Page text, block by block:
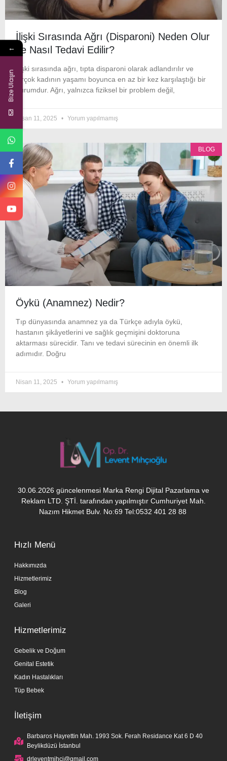
İlişki Sırasında Ağrı (Disparoni) Neden Olur
ve Nasıl Tedavi Edilir?
İlişki sırasında ağrı, tıpta disparoni olarak adlandırılır ve
birçok kadının yaşamı boyunca en az bir kez karşılaştığı bir
durumdur. Ağrı, yalnızca fiziksel bir problem değil,
Nisan 11, 2025 Yorum yapılmamış
BLOG
Öykü (Anamnez) Nedir?
Tıp dünyasında anamnez ya da Türkçe adıyla öykü,
hastanın şikâyetlerini ve sağlık geçmişini doktoruna
aktarması sürecidir. Tanı ve tedavi sürecinin en önemli ilk
adımıdır. Doğru
Nisan 11, 2025 Yorum yapılmamış
30.06.2026 güncelenmesi Marka Rengi Dijital Pazarlama ve
Reklam LTD. ŞTİ. tarafından yapılmıştır Cumhuriyet Mah.
Nazım Hikmet Bulv. No:69 Tel:0532 401 28 88
Hızlı Menü
Hakkımızda
Hizmetlerimiz
Blog
Galeri
Hizmetlerimiz
Gebelik ve Doğum
Genital Estetik
Kadın Hastalıkları
Tüp Bebek
İletişim
Barbaros Hayrettin Mah. 1993 Sok. Ferah Residance Kat 6 D 40
Beylikdüzü İstanbul
drleventmihci@gmail.com
←
Bize Ulaşın